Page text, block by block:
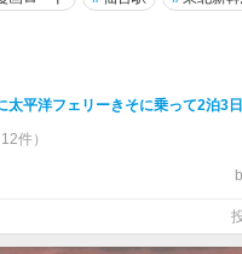
太平洋フェリーきそに乗って2泊3日
件）